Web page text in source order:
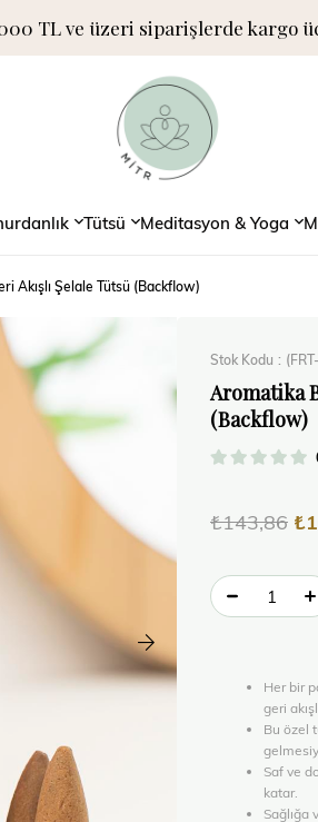
TL ve üzeri siparişlerde kargo
Tütsü Meditasyon & Yoga
Akışlı Şelale Tütsü (Backflow)
Stok Kodu
Aromatika
(Backflow)
₺143,86
Her bir
geri
Bu özel
Saf ve
katar.